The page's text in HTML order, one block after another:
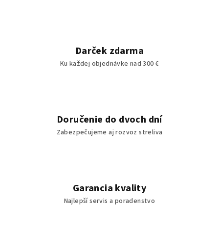
Darček zdarma
Ku každej objednávke nad 300 €
Doručenie do dvoch dní
Zabezpečujeme aj rozvoz streliva
Garancia kvality
Najlepší servis a poradenstvo